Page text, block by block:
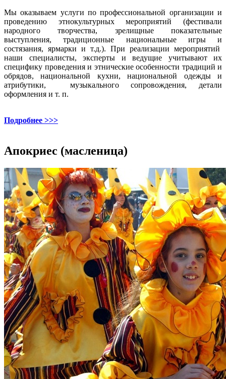
Мы оказываем услуги по профессиональной организации и
проведению этнокультурных мероприятий (фестивали
народного творчества, зрелищные показательные
выступления, традиционные национальные игры и
состязания, ярмарки и т.д.). При реализации мероприятий
наши специалисты, эксперты и ведущие учитывают их
специфику проведения и этнические особенности традиций и
обрядов, национальной кухни, национальной одежды и
атрибутики, музыкального сопровождения, детали
оформления и т. п.
Подробнее >>>
Апокриес (масленица)